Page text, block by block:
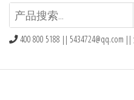
九块九包邮,9块
块
400 800 5188 || 5434724@qq.com ||